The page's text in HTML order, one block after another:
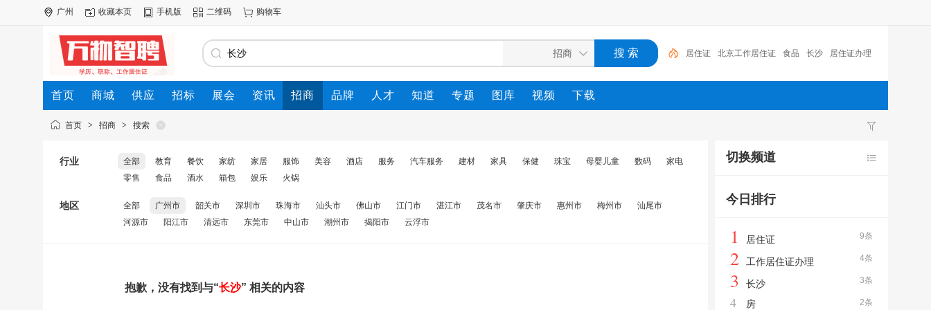
广州 收藏本页 手机版 二维码 购物车
居住证 北京工作居住证 食品 长沙 居住证办理
工作 工作居住证办理 北京 房 工作居住证
首页 商城 供应 招标 展会 资讯 招商 品牌 人才 知道 专题 图库 视频 下载
首页 > 招商 > 搜索
行业 全部 教育 餐饮 家纺 家居 服饰 美容 酒店 服务 汽车服务 建材 家具 保健 珠宝 母婴儿童 数码
家电
零售
食品 酒水 箱包 娱乐 火锅
地区 全部 广州市 韶关市 深圳市 珠海市 汕头市 佛山市 江门市 湛江市 茂名市 肇庆市 惠州市 梅州市
汕尾市
河源市
阳江市 清远市 东莞市 中山市 潮州市 揭阳市 云浮市
抱歉，没有找到与“长沙” 相关的内容
切换频道
今日排行
9条
1 居住证
4条
2 工作居住证办理
3条
3 长沙
2条
4 房